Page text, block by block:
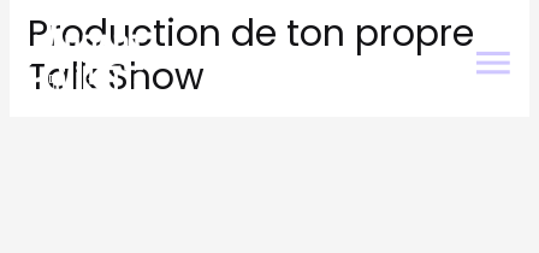
Production de ton propre
Talk Show